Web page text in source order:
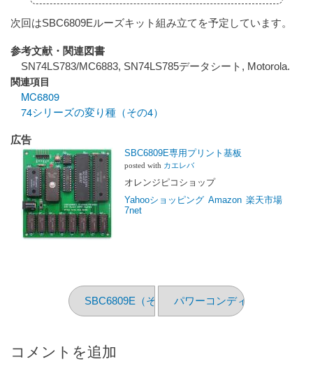
次回はSBC6809Eルーズキット組み立てを予定しています。
参考文献・関連図書
SN74LS783/MC6883, SN74LS785データシート, Motorola.
関連項目
MC6809
74シリーズの変り種（その4）
広告
SBC6809E専用プリント基板
posted with カエレバ
オレンジピコショップ
Yahooショッピング Amazon 楽天市場
7net
SBC6809E（その1）パワーコンディショナ交換
コメントを追加